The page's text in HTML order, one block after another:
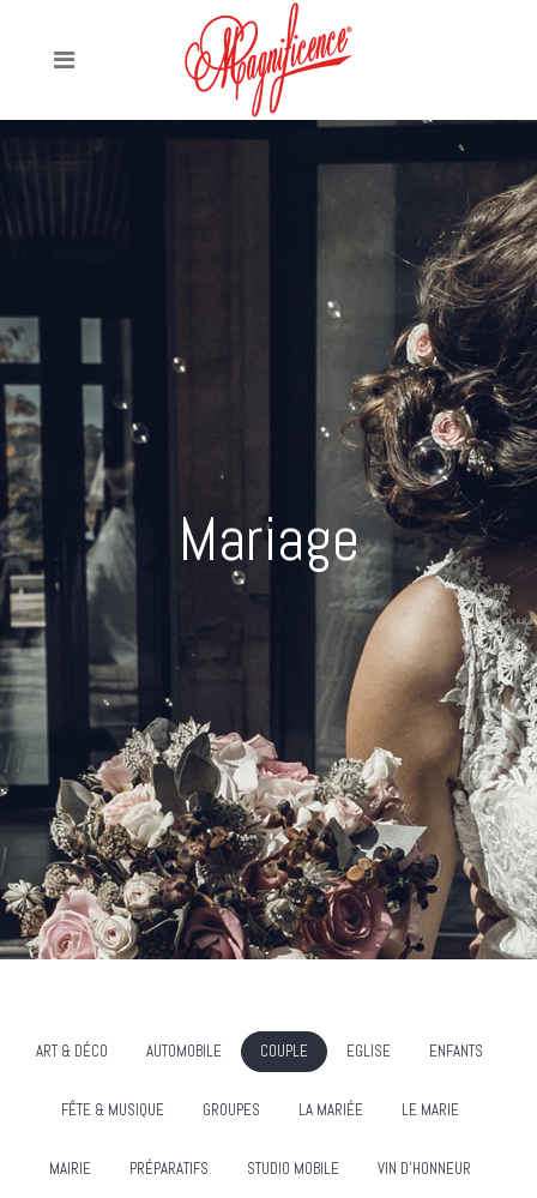
Mariage
ART & DÉCO AUTOMOBILE COUPLE EGLISE ENFANTS
FÊTE & MUSIQUE GROUPES LA MARIÉE LE MARIE
MAIRIE PRÉPARATIFS STUDIO MOBILE VIN D'HONNEUR